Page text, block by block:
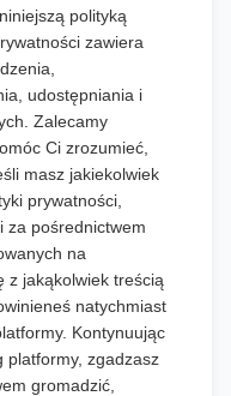
polityką
zawiera
udostępniania i
Zalecamy
Ci zrozumieć,
masz jakiekolwiek
prywatności,
za pośrednictwem
na
z jakąkolwiek treścią
natychmiast
Kontynuując
platformy, zgadzasz
gromadzić,